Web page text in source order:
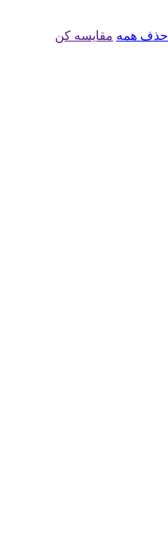
حذف همه مقایسه کن